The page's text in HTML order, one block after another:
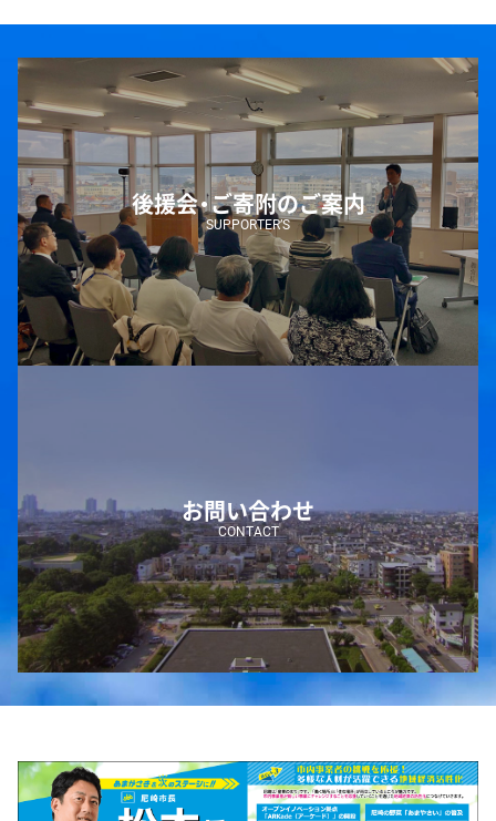
後援会・ご寄附のご案内
SUPPORTER’S
お問い合わせ
CONTACT